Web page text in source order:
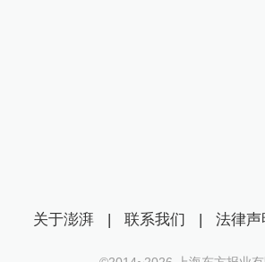
关于澎湃 | 联系我们 | 法律声